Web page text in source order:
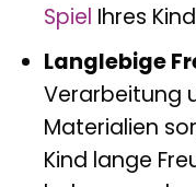
Spiel Ihres
Langlebige
Verarbeitung
Materialien
Kind lange